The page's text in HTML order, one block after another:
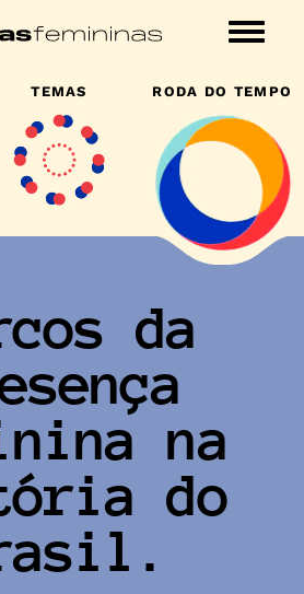
TEMAS RODA DO TEMPO
da
na
do